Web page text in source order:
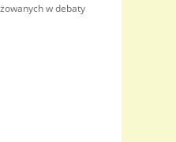
w debaty